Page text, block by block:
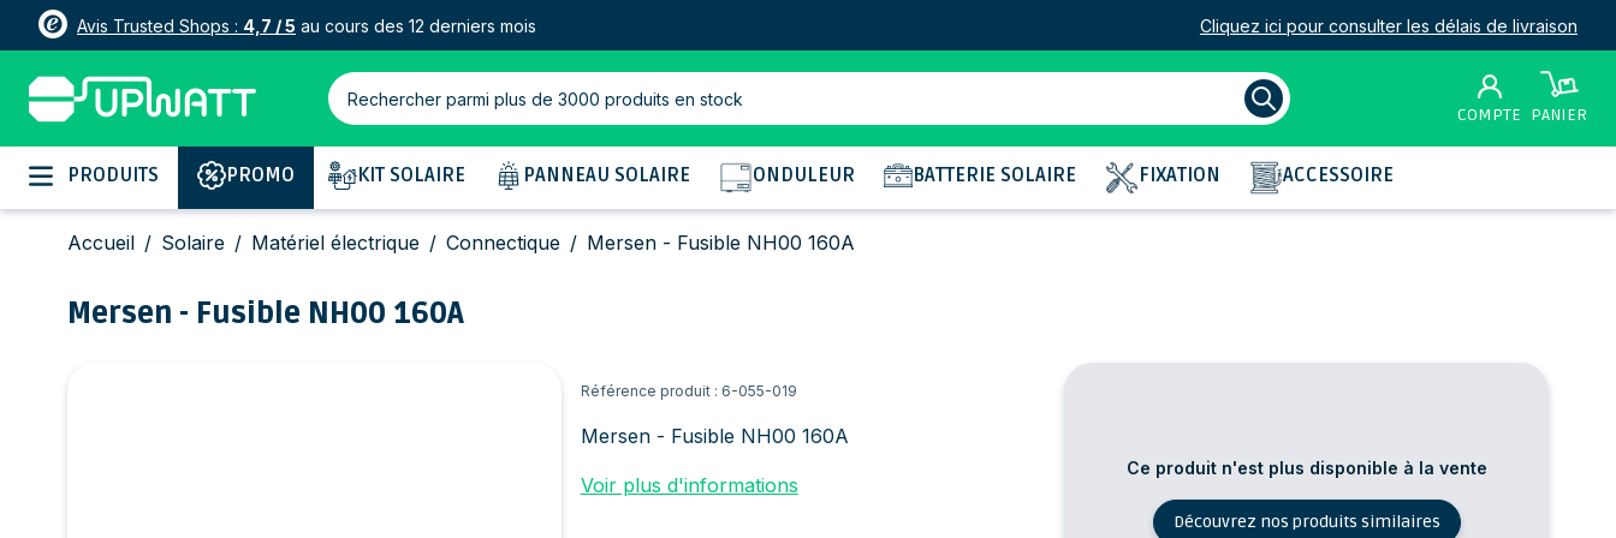
Avis Trusted Shops : 4,7 / 5 au cours des 12 derniers mois Cliquez ici pour consulter les délais de livraison
Rechercher parmi plus de 3000 produits en stock
COMPTE PANIER
Allez au contenu
PRODUITS PROMO KIT SOLAIRE PANNEAU SOLAIRE ONDULEUR BATTERIE SOLAIRE FIXATION ACCESSOIRE
Accueil / Solaire / Matériel électrique / Connectique / Mersen - Fusible NH00 160A
Mersen - Fusible NH00 160A
Référence produit : 6-055-019
Mersen - Fusible NH00 160A
Voir plus d'informations
Ce produit n'est plus disponible à la vente
Découvrez nos produits similaires